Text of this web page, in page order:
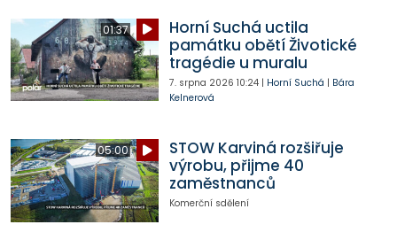
01:37
Horní Suchá uctila
památku obětí Životické
tragédie u muralu
7. srpna 2026 10:24| Horní Suchá | Bára
Kelnerová
05:00
STOW Karviná rozšiřuje
výrobu, přijme 40
zaměstnanců
Komerční sdělení